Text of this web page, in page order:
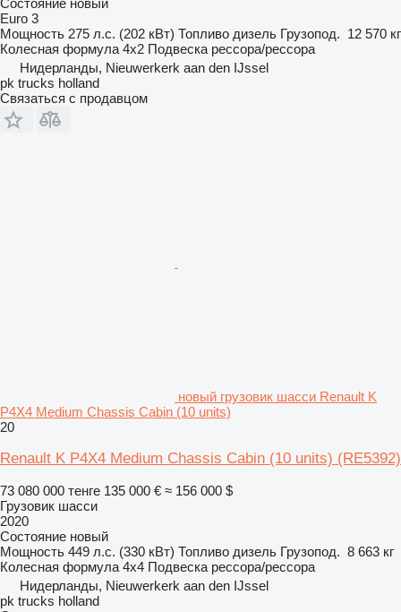
Состояние новый
Euro 3
Мощность 275 л.с. (202 кВт) Топливо дизель Грузопод. 12 570 кг
Колесная формула 4x2 Подвеска рессора/рессора
Нидерланды, Nieuwerkerk aan den IJssel
pk trucks holland
Связаться с продавцом
новый грузовик шасси Renault K
P4X4 Medium Chassis Cabin (10 units)
20
Renault K P4X4 Medium Chassis Cabin (10 units) (RE5392)
73 080 000 тенге 135 000 € ≈ 156 000 $
Грузовик шасси
2020
Состояние новый
Мощность 449 л.с. (330 кВт) Топливо дизель Грузопод. 8 663 кг
Колесная формула 4x4 Подвеска рессора/рессора
Нидерланды, Nieuwerkerk aan den IJssel
pk trucks holland